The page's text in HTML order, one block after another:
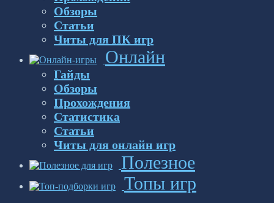
Обзоры
Статьи
Читы для ПК игр
Онлайн
Гайды
Обзоры
Прохождения
Статистика
Статьи
Читы для онлайн игр
Полезное
Топы игр